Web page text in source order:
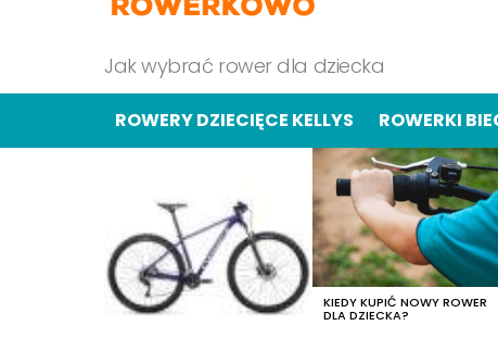
Jak wybrać rower dla dziecka
ROWERY DZIECIĘCE KELLYS ROWERKI
KIEDY KUPIĆ NOWY ROWER
DLA DZIECKA?